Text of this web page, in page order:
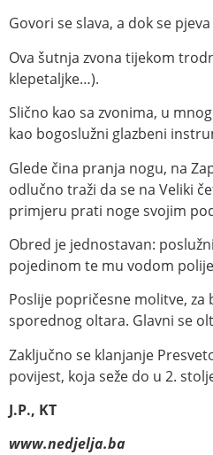
Govori se slava, a dok se
Ova šutnja zvona tijekom
klepetaljke…).
Slično kao sa zvonima, u
kao bogoslužni glazbeni
Glede čina pranja nogu, na
odlučno traži da se na Veliki
primjeru prati noge svojim
Obred je jednostavan:
pojedinom te mu vodom
Poslije popričesne molitve,
sporednog oltara. Glavni se
Zaključno se klanjanje
povijest, koja seže do u 2.
J.P., KT
www.nedjelja.ba